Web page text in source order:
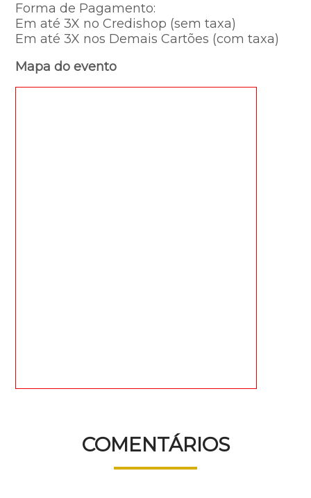
Forma de Pagamento:
Em até 3X no Credishop (sem taxa)
Em até 3X nos Demais Cartões (com taxa)
Mapa do evento
COMENTÁRIOS